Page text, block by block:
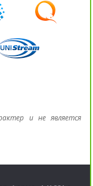
и не является